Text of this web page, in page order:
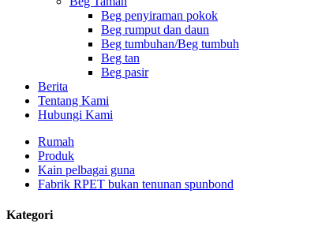
Beg penyiraman pokok
Beg rumput dan daun
Beg tumbuhan/Beg tumbuh
Beg tan
Beg pasir
Berita
Tentang Kami
Hubungi Kami
Rumah
Produk
Kain pelbagai guna
Fabrik RPET bukan tenunan spunbond
Kategori